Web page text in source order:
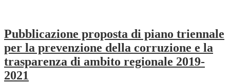
Pubblicazione proposta di piano triennale
per la prevenzione della corruzione e la
trasparenza di ambito regionale 2019-
2021